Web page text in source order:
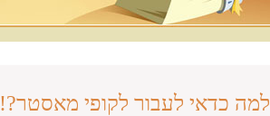
למה כדאי לעבור לקופי מאסטר?!